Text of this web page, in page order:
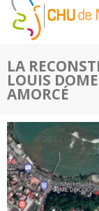
LA
LOUIS
AMORCÉ